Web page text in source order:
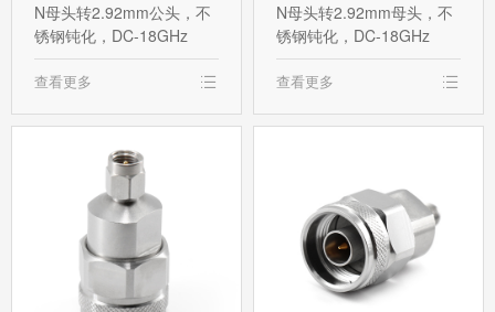
N母头转2.92mm公头，不
锈钢钝化，DC-18GHz
查看更多
N母头转2.92mm母头，不
锈钢钝化，DC-18GHz
查看更多